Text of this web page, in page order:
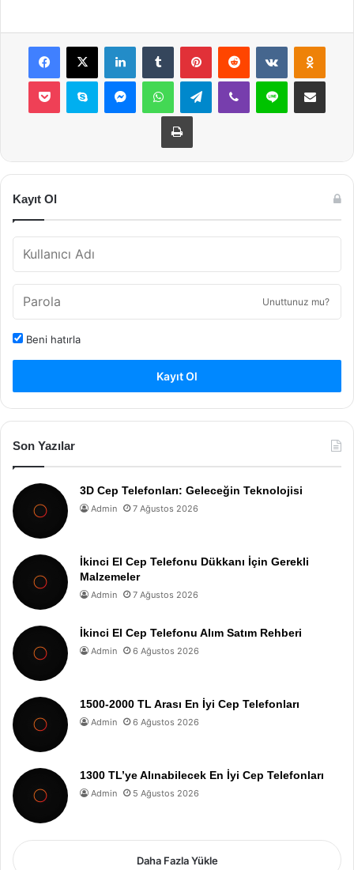
Facebook
X LinkedInTumblr PinterestReddit VKontakte
Pocket Skype MessengerWhatsAppTelegramViber Line E-Posta ile
Yazdır
Kayıt Ol
Unuttunuz mu?
Beni hatırla
Kayıt Ol
Son Yazılar
3D Cep Telefonları: Geleceğin Teknolojisi
Admin 7 Ağustos 2026
İkinci El Cep Telefonu Dükkanı İçin Gerekli
Malzemeler
Admin 7 Ağustos 2026
İkinci El Cep Telefonu Alım Satım Rehberi
Admin 6 Ağustos 2026
1500-2000 TL Arası En İyi Cep Telefonları
Admin 6 Ağustos 2026
1300 TL’ye Alınabilecek En İyi Cep Telefonları
Admin 5 Ağustos 2026
Daha Fazla Yükle